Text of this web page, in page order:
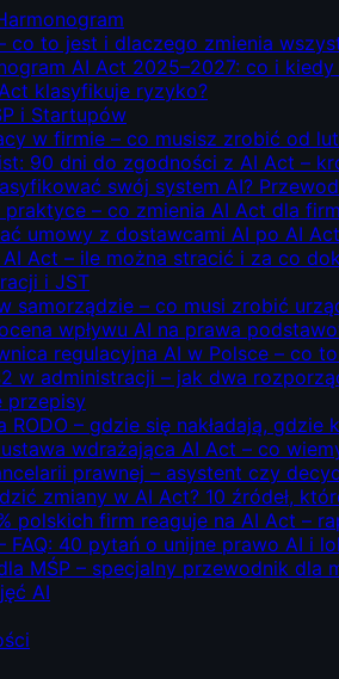
co to jest i dlaczego zmienia
AI Act 2025–2027: co i
klasyfikuje ryzyko?
i Startupów
w firmie – co musisz zrobić od
90 dni do zgodności z AI Act –
swój system AI?
praktyce – co zmienia AI Act dla
umowy z dostawcami AI po AI
Act – ile można stracić i za co
i JST
samorządzie – co musi zrobić
ocena wpływu AI na prawa
regulacyjna AI w Polsce – co
w administracji – jak dwa
przepisy
RODO – gdzie się nakładają, gdzie
wdrażająca AI Act – co
prawnej – asystent czy
zmiany w AI Act? 10 źródeł,
polskich firm reaguje na AI Act –
FAQ: 40 pytań o unijne prawo AI i
MŚP – specjalny przewodnik dla
AI